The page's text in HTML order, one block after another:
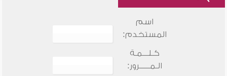
اسم
المستخدم:
كـلـــمـة
الـمـــــرور: